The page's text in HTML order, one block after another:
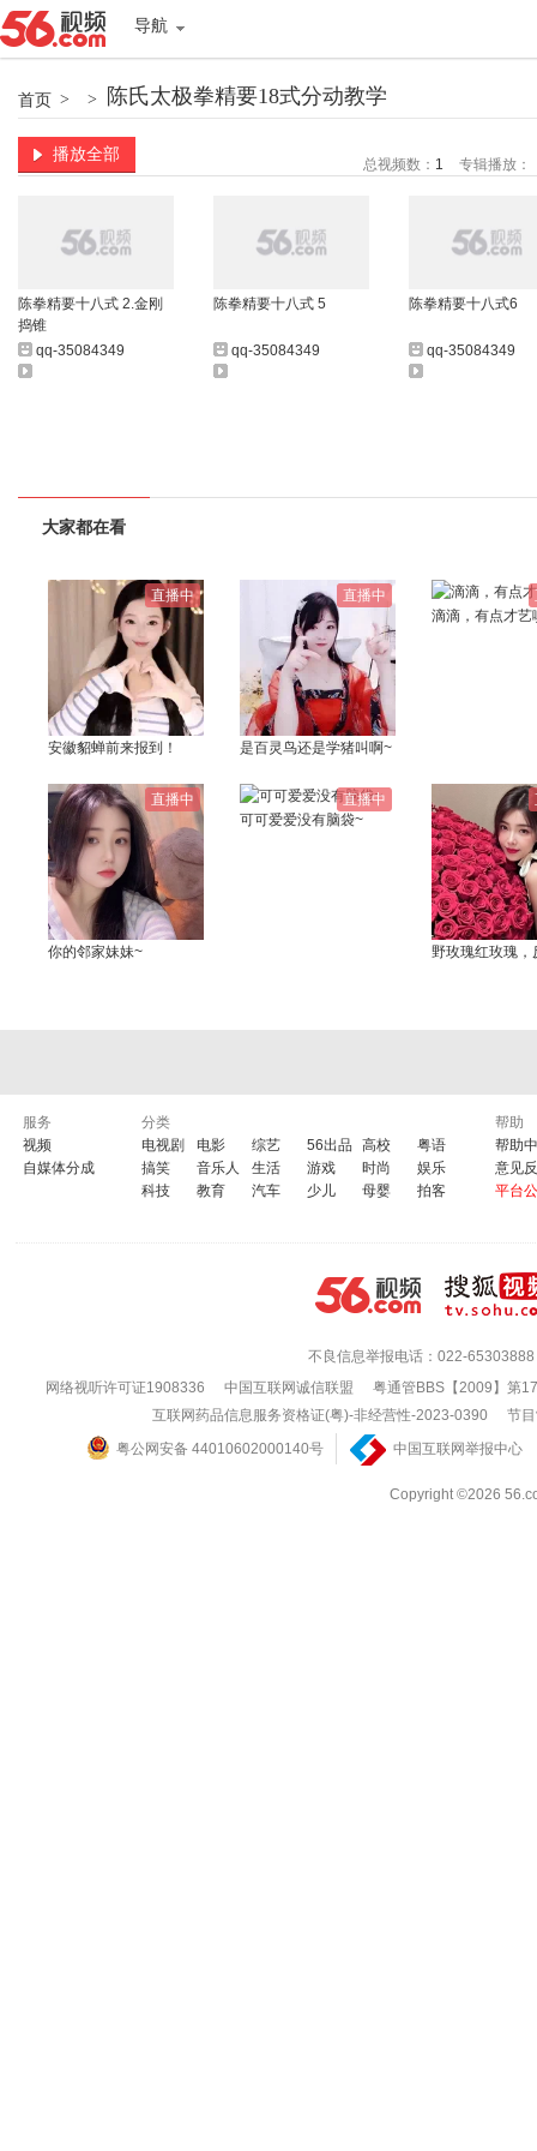
导航
首页 > > 陈氏太极拳精要18式分动教学
播放全部
总视频数： 1 专辑播放：
陈拳精要十八式 2.金刚
捣锥
qq-35084349
陈拳精要十八式 5
qq-35084349
陈拳精要十八式6
qq-35084349
大家都在看
直播中
安徽貂蝉前来报到！
直播中
是百灵鸟还是学猪叫啊~
滴滴，有点才艺
直播中
你的邻家妹妹~
直播中
可可爱爱没有脑袋~
野玫瑰红玫瑰，
服务
视频
自媒体分成
分类
电视剧
电影 综艺 56出品 高校
粤语
搞笑
音乐人 生活 游戏 时尚
娱乐
科技
教育 汽车 少儿 母婴 拍客
帮助
帮助
意见
平台
不良信息举报电话：022-65303888
网络视听许可证1908336
中国互联网诚信联盟
粤通管BBS【2009】第
互联网药品信息服务资格证(粤)-非经营性-2023-0390
节
粤公网安备 44010602000140号
中国互联网举报中心
Copyright ©2026